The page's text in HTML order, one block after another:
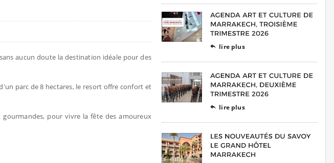
aucun doute la destination idéale pour des
parc de 8 hectares, le resort offre confort et
pour vivre la fête des amoureux
 lire plus
 lire plus